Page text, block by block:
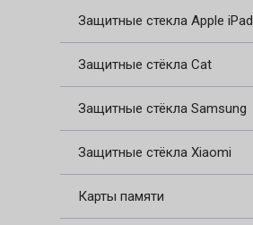
Защитные стекла Apple iPad
Защитные стёкла Cat
Защитные стёкла Samsung
Защитные стёкла Xiaomi
Карты памяти